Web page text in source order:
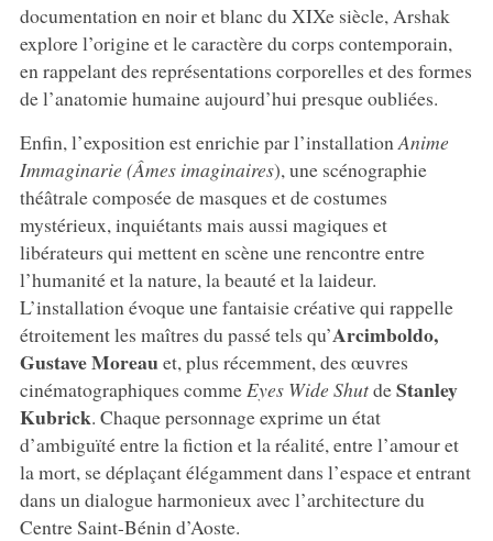
documentation en noir et blanc du XIXe siècle, Arshak
explore l’origine et le caractère du corps contemporain,
en rappelant des représentations corporelles et des formes
de l’anatomie humaine aujourd’hui presque oubliées.
Enfin, l’exposition est enrichie par l’installation Anime
Immaginarie (Âmes imaginaires), une scénographie
théâtrale composée de masques et de costumes
mystérieux, inquiétants mais aussi magiques et
libérateurs qui mettent en scène une rencontre entre
l’humanité et la nature, la beauté et la laideur.
L’installation évoque une fantaisie créative qui rappelle
étroitement les maîtres du passé tels qu’Arcimboldo,
Gustave Moreauet, plus récemment, des œuvres
cinématographiques comme Eyes Wide ShutdeStanley
Kubrick. Chaque personnage exprime un état
d’ambiguïté entre la fiction et la réalité, entre l’amour et
la mort, se déplaçant élégamment dans l’espace et entrant
dans un dialogue harmonieux avec l’architecture du
Centre Saint-Bénin d’Aoste.